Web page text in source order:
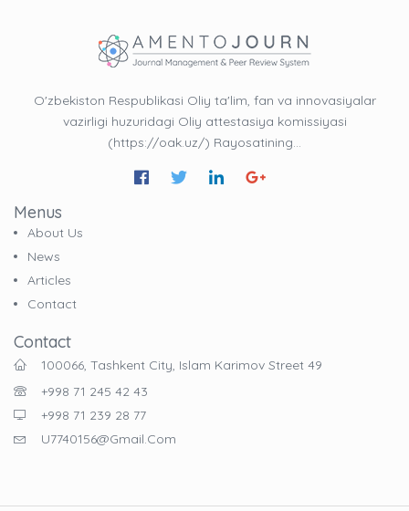
O'zbekiston Respublikasi Oliy ta'lim, fan va innovasiyalar
vazirligi huzuridagi Oliy attestasiya komissiyasi
(https://oak.uz/) Rayosatining…
Menus
About Us
News
Articles
Contact
Contact
100066, Tashkent City, Islam Karimov Street 49
+998 71 245 42 43
+998 71 239 28 77
U7740156@gmail.com